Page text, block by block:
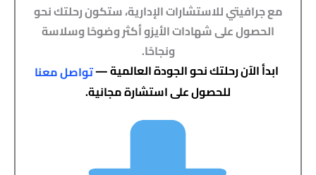
مع جرافيتي للاستشارات الإدارية، ستكون رحلتك نحو
الحصول على شهادات الأيزو أكثر وضوحًا وسلاسة
ونجاحًا.
ابدأ الآن رحلتك نحو الجودة العالمية —تواصل معنا
للحصول على استشارة مجانية.